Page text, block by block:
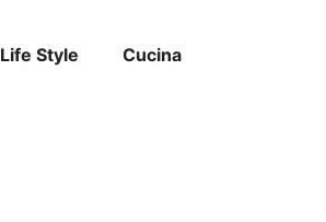
Life Style Cucina